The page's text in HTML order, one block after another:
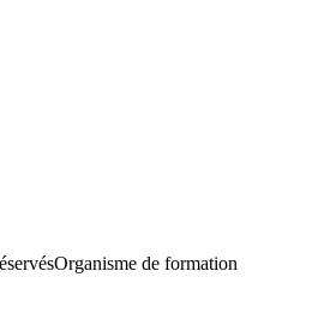
Organisme de formation